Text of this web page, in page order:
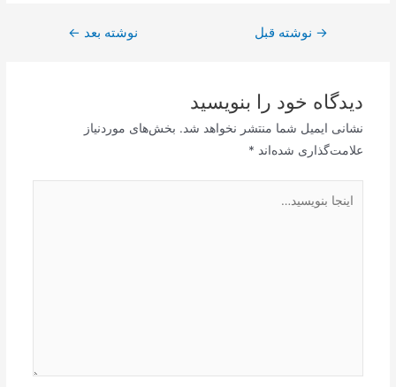
→ نوشته قبل نوشته بعد ←
دیدگاه‌ خود را بنویسید
نشانی ایمیل شما منتشر نخواهد شد. بخش‌های موردنیاز
علامت‌گذاری شده‌اند *